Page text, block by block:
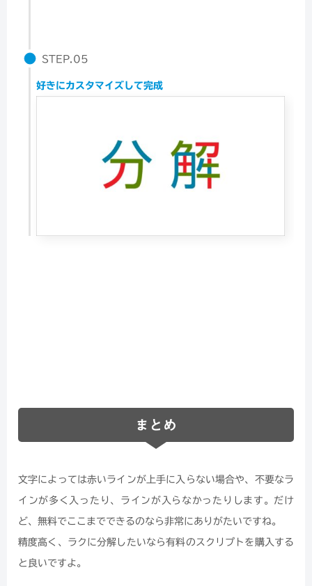
STEP.05
好きにカスタマイズして完成
まとめ
文字によっては赤いラインが上手に入らない場合や、不要なラ
インが多く入ったり、ラインが入らなかったりします。だけ
ど、無料でここまでできるのなら非常にありがたいですね。
精度高く、ラクに分解したいなら有料のスクリプトを購入する
と良いですよ。